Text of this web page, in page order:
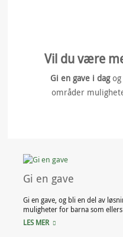
Vil du være
Gi en gave i dagog
områder
Gi en gave
Gi en gave, og bli en del av
muligheter for barna som
LES MER